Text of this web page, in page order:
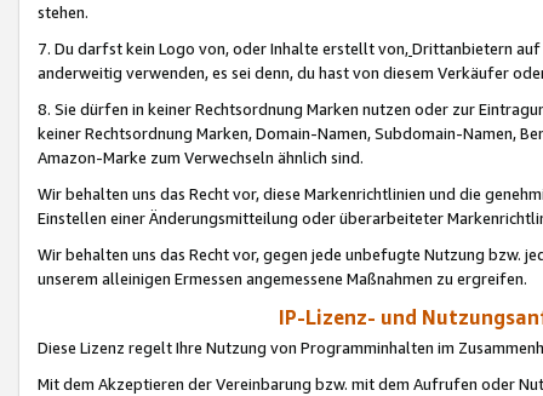
stehen.
7. Du darfst kein Logo von, oder Inhalte erstellt von,Drittanbietern auf
anderweitig verwenden, es sei denn, du hast von diesem Verkäufer
8. Sie dürfen in keiner Rechtsordnung Marken nutzen oder zur
keiner Rechtsordnung Marken, Domain-Namen, Subdomain-Namen,
Amazon-Marke zum Verwechseln ähnlich sind.
Wir behalten uns das Recht vor, diese Markenrichtlinien und die
Einstellen einer Änderungsmitteilung oder überarbeiteter
Wir behalten uns das Recht vor, gegen jede unbefugte Nutzung bzw.
unserem alleinigen Ermessen angemessene Maßnahmen zu ergreifen.
IP-Lizenz- und
Diese Lizenz regelt Ihre Nutzung von Programminhalten im
Mit dem Akzeptieren der Vereinbarung bzw. mit dem Aufrufen oder